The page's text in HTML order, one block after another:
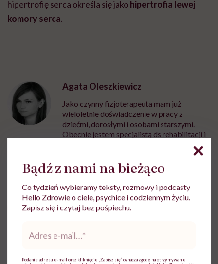
hipertrofię serca określa się jakohipertrofia lewej
komory serca.
Agata Oleszkiewicz
Jako czynny fizjoterapeuta mam już
wieloletnie doświadczenie w pracy z
dziećmi, dorosłymi i osobami starszymi.
Obecnie jestem specjalistą ds rehabilitacji i
oligofrenopedagogiem w branży terapii
Zobacz profil
Udostępnij
Bądź z nami na bieżąco
Co tydzień wybieramy teksty, rozmowy i podcasty
Hello Zdrowie o ciele, psychice i codziennym życiu.
Zapisz się i czytaj bez pośpiechu.
mail*
Podanie adresu e-mail oraz kliknięcie „Zapisz się” oznacza zgodę na otrzymywanie